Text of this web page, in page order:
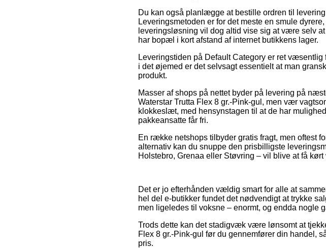
Du kan også planlægge at bestille ordren til
Leveringsmetoden er for det meste en smule
leveringsløsning vil dog altid vise sig at være selv
har bopæl i kort afstand af internet butikkens lager.
Leveringstiden på Default Category er ret
i det øjemed er det selvsagt essentielt at man
produkt.
Masser af shops på nettet byder på levering på
Waterstar Trutta Flex 8 gr.-Pink-gul, men vær
klokkeslæt, med hensynstagen til at de har
pakkeansatte får fri.
En række netshops tilbyder gratis fragt, men oftest
alternativ kan du snuppe den prisbilligste
Holstebro, Grenaa eller Støvring – vil blive at få
Det er jo efterhånden vældig smart for alle at
hel del e-butikker fundet det nødvendigt at trykke
men ligeledes til voksne – enormt, og endda nogle
Trods dette kan det stadigvæk være lønsomt at
Flex 8 gr.-Pink-gul før du gennemfører din handel,
pris.